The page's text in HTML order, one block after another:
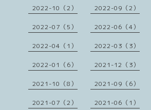
2022-10（2） 2022-09（2）
2022-07（5） 2022-06（4）
2022-04（1） 2022-03（3）
2022-01（6） 2021-12（3）
2021-10（8） 2021-09（6）
2021-07（2） 2021-06（1）